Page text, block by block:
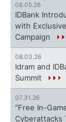
08.05.26
IDBank
with
Campaign
08.03.26
Idram and
Summit
07.31.26
“Free In-
Cyberattacks